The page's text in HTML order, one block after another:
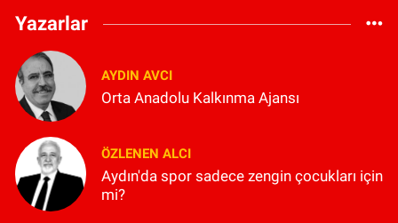
Yazarlar
AYDIN AVCI
Orta Anadolu Kalkınma Ajansı
ÖZLENEN ALCI
Aydın'da spor sadece zengin çocukları için
mi?